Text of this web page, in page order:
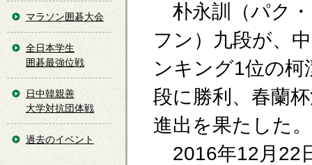
朴永訓（パク
フン）九段が、
ンキング1位の柯
段に勝利、春蘭
進出を果たした。
2016年12月22
マラソン囲碁大会
全日本学生
囲碁最強位戦
日中韓親善
大学対抗団体戦
過去のイベント